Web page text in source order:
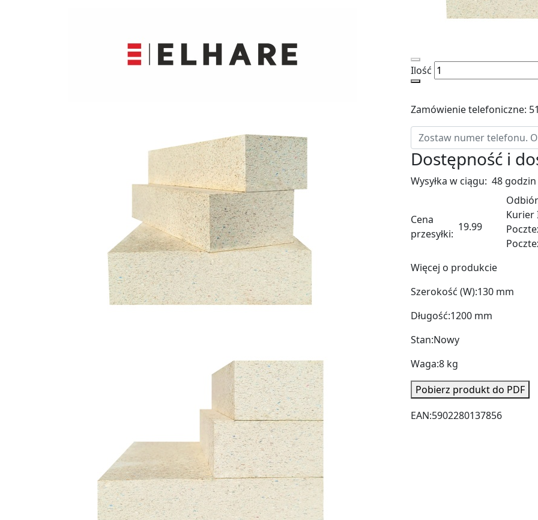
Ilość
Zamówienie telefoniczne:
Dostępność i
Wysyłka w ciągu: 48 godzin
Cena
przesyłki:
19.99
Kurier
Więcej o produkcie
Szerokość (W):130 mm
Długość:1200 mm
Stan:Nowy
Waga:8 kg
Pobierz produkt do PDF
EAN:5902280137856